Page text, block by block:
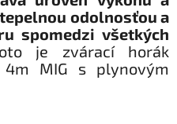
odolnosťou a
spomedzi všetkých
je zvárací horák
4m MIG s plynovým